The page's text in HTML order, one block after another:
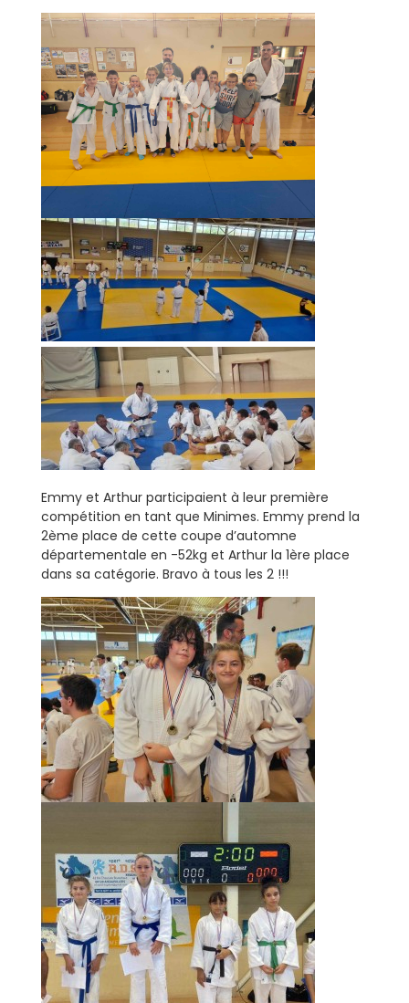
Emmy et Arthur participaient à leur première
compétition en tant que Minimes. Emmy prend la
2ème place de cette coupe d’automne
départementale en -52kg et Arthur la 1ère place
dans sa catégorie. Bravo à tous les 2 !!!